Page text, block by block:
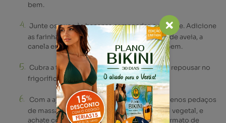
bem.
Junte os ovos às bananas esmagadas e misture. Adicione
as farinhas, a restante quantidade de flocos de aveia, a
canela em pó e o sal e misture tudo muito bem.
Cubra a taça com película aderente e deixe repousar no
frigorífico durante 1 hora.
Com a ajuda de uma colher, disponha pequenos pedaços
de massa, num tabuleiro forrado com papel vegetal, e
achate com um garfo de forma a adquirir formato de